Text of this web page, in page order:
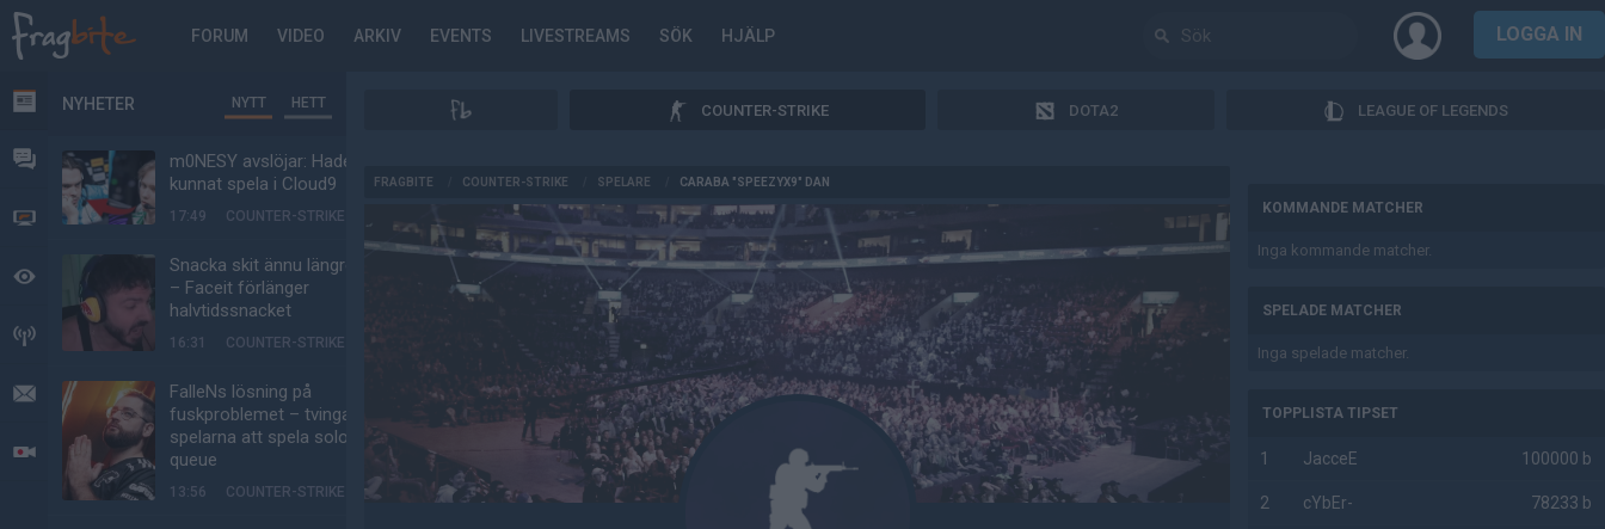
FORUM VIDEO ARKIV EVENTS LIVESTREAMS SÖK HJÄLP LOGGA IN
NYHETER
FORUM
VIDEO
BEVAKAT
HÄNDELSER
MEDDELANDEN
LIVESÄNDNINGAR
NYHETER NYTT HETT
m0NESY avslöjar: Hade
kunnat spela i Cloud9
17:49 COUNTER-STRIKE
Snacka skit ännu längre
– Faceit förlänger
halvtidssnacket
16:31 COUNTER-STRIKE
FalleNs lösning på
fuskproblemet – tvinga
spelarna att spela solo-
queue
13:56 COUNTER-STRIKE
COUNTER-STRIKE DOTA2 LEAGUE OF LEGENDS
FRAGBITE COUNTER-STRIKE SPELARE CARABA "SPEEZYX9" DAN
KOMMANDE MATCHER
Inga kommande matcher.
SPELADE MATCHER
Inga spelade matcher.
TOPPLISTA TIPSET
1 JacceE 100000 b
2 cYbEr- 78233 b